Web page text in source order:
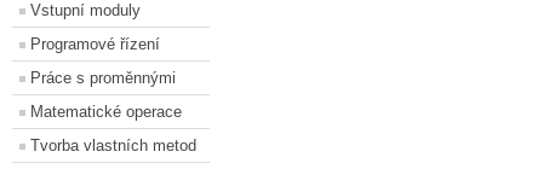
Vstupní moduly
Programové řízení
Práce s proměnnými
Matematické operace
Tvorba vlastních metod